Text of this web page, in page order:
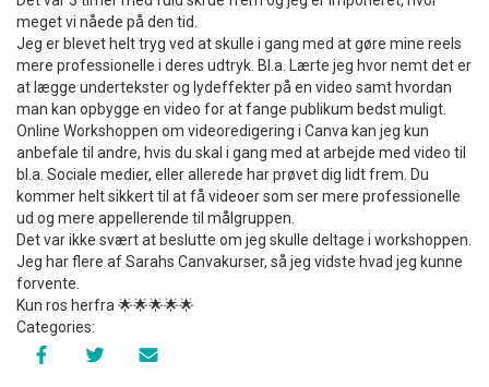
meget vi nåede på den tid.
Jeg er blevet helt tryg ved at skulle i gang med at gøre mine reels
mere professionelle i deres udtryk. Bl.a. Lærte jeg hvor nemt det er
at lægge undertekster og lydeffekter på en video samt hvordan
man kan opbygge en video for at fange publikum bedst muligt.
Online Workshoppen om videoredigering i Canva kan jeg kun
anbefale til andre, hvis du skal i gang med at arbejde med video til
bl.a. Sociale medier, eller allerede har prøvet dig lidt frem. Du
kommer helt sikkert til at få videoer som ser mere professionelle
ud og mere appellerende til målgruppen.
Det var ikke svært at beslutte om jeg skulle deltage i workshoppen.
Jeg har flere af Sarahs Canvakurser, så jeg vidste hvad jeg kunne
forvente.
Kun ros herfra 🌟🌟🌟🌟🌟
Categories: